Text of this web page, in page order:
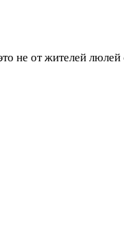
не от жителей люлей